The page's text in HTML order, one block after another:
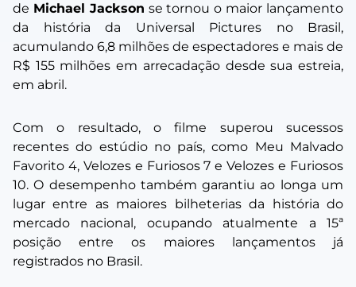
de Michael Jackson se tornou o maior lançamento
da história da Universal Pictures no Brasil,
acumulando 6,8 milhões de espectadores e mais de
R$ 155 milhões em arrecadação desde sua estreia,
em abril.
Com o resultado, o filme superou sucessos
recentes do estúdio no país, como Meu Malvado
Favorito 4, Velozes e Furiosos 7 e Velozes e Furiosos
10. O desempenho também garantiu ao longa um
lugar entre as maiores bilheterias da história do
mercado nacional, ocupando atualmente a 15ª
posição entre os maiores lançamentos já
registrados no Brasil.